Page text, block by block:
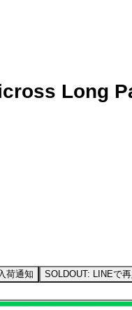
Long
荷通知
SOLDOUT: LINEで